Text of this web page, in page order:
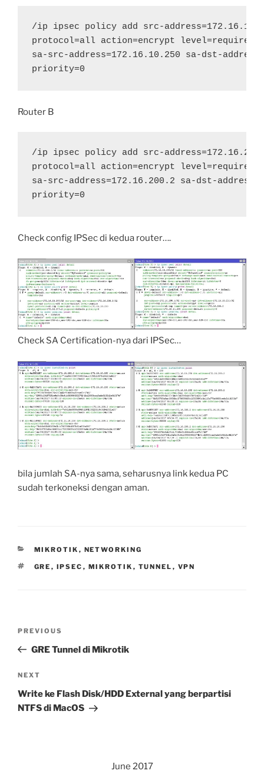
/ip ipsec policy add src-
protocol=all action=encrypt level=require
sa-src-address=172.16.10.250 sa-dst-
priority=0
Router B
/ip ipsec policy add src-
protocol=all action=encrypt level=require
sa-src-address=172.16.200.2 sa-dst-
priority=0
Check config IPSec di kedua router….
Check SA Certification-nya dari IPSec…
bila jumlah SA-nya sama, seharusnya link kedua PC
sudah terkoneksi dengan aman.
CATEGORIES
MIKROTIK , NETWORKING
TAGS
GRE , IPSEC , MIKROTIK , TUNNEL , VPN
Previous
Post
PREVIOUS
GRE Tunnel di Mikrotik
Next
Post
NEXT
Write ke Flash Disk/HDD External yang berpartisi
NTFS di MacOS
June 2017